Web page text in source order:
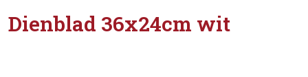
Dienblad 36x24cm wit